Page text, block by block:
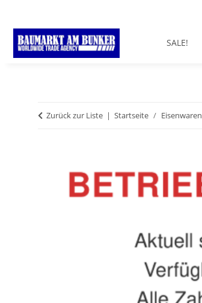
SALE!
Zurück zur Liste Startseite Eisenwaren